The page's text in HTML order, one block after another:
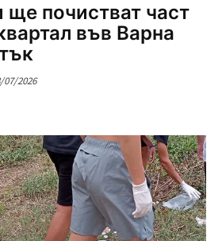
почистват част
във Варна
07/2026